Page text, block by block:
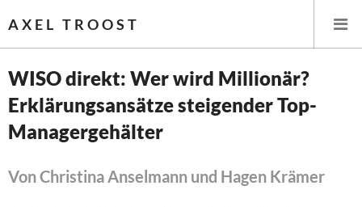
AXEL TROOST
Startseite
Themen
Leitlinien linker Wirtschafts- und Finanzpolitik
WISO direkt: Wer wird Millionär?
Erklärungsansätze steigender Top-
Managergehälter
Von Christina Anselmann und Hagen Krämer